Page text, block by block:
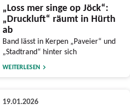
„Loss mer singe op Jöck“:
„Druckluft“ räumt in Hürth
ab
Band lässt in Kerpen „Paveier“ und
„Stadtrand“ hinter sich
WEITERLESEN
19.01.2026